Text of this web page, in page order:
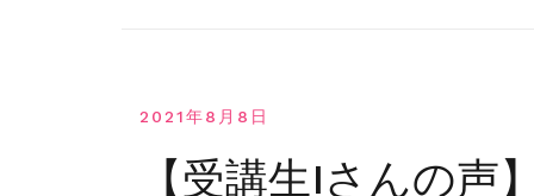
2021年8月8日
【受講生Iさんの声